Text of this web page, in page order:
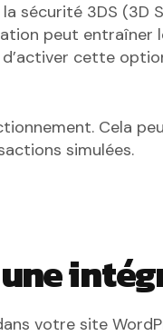
sécurité 3DS (3D
peut entraîner
cette
Cela
simulées.
votre site